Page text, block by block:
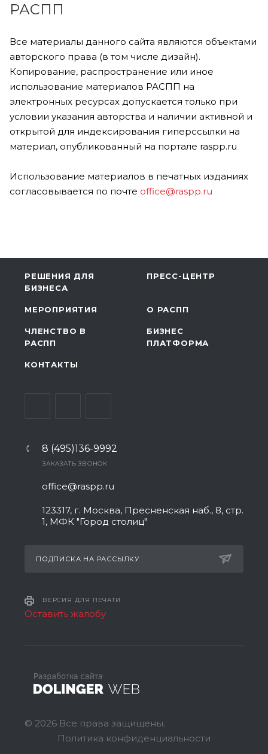
РАСПП
Все материалы данного сайта являются объектами
авторского права (в том числе дизайн).
Копирование, распространение или иное
использование материалов РАСПП на
электронных ресурсах допускается только при
условии указания авторства и наличии активной и
открытой для индексирования гиперссылки на
материал, опубликованный на портале raspp.ru
Использование материалов в печатных изданиях
согласовывается по почте office@raspp.ru
РЕШЕНИЯ ДЛЯ
БИЗНЕСА
ПРЕСС-ЦЕНТР
МЕРОПРИЯТИЯ О РАСПП
ЧЛЕНСТВО В
РАСПП
БИЗНЕС
ПЛАТФОРМА
КОНТАКТЫ
8 (495)136-9992
ЗАКАЗАТЬ ЗВОНОК
office@raspp.ru
123317, г. Москва, Пресненская наб., 8, стр.
1, МФК "Город столиц"
ПОДПИСКА НА РАССЫЛКУ
ВЕРСИЯ ДЛЯ ПЕЧАТИ
Оставить жалобу
© 2026 Все права защищены.
Политика конфиденциальности